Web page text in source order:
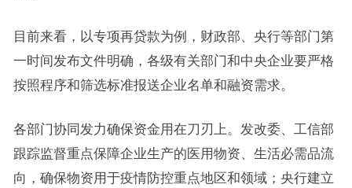
目前来看，以专项再贷款为例，财政部、央行等部门第
一时间发布文件明确，各级有关部门和中央企业要严格
按照程序和筛选标准报送企业名单和融资需求。
各部门协同发力确保资金用在刀刃上。发改委、工信部
跟踪监督重点保障企业生产的医用物资、生活必需品流
向，确保物资用于疫情防控重点地区和领域；央行建立